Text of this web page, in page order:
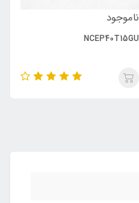
ناموجود
NCEP40T15GU